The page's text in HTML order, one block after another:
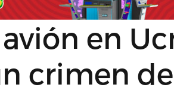
en
crimen